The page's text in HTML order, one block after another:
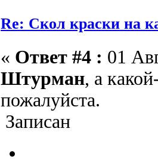
Re: Скол краски на
« Ответ #4 : 01
Штурман, а
пожалуйста.
Записан